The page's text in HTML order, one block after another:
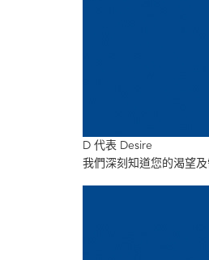
D 代表 Desire
我們深刻知道您的渴望